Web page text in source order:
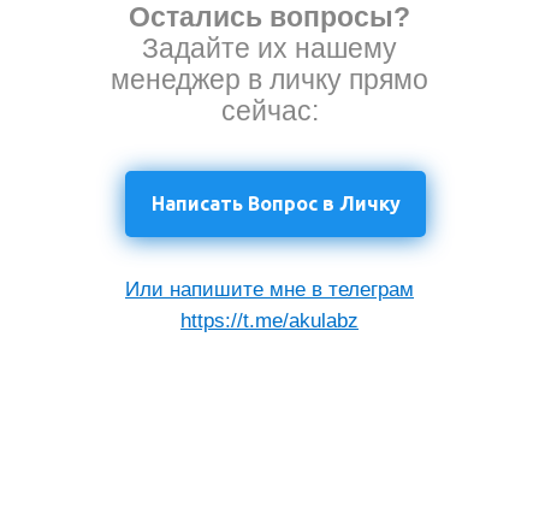
Остались вопросы?
Задайте их нашему
менеджер в личку прямо
сейчас:
Написать Вопрос в Личку
Или напишите мне в телеграм
https://t.me/akulabz